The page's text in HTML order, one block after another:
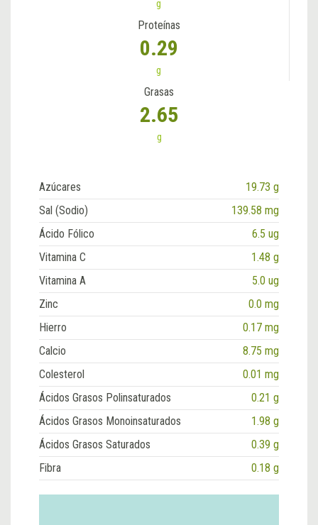
g
Proteínas
0.29
g
Grasas
2.65
g
Azúcares
19.73 g
Sal (Sodio)
139.58 mg
Ácido Fólico
6.5 ug
Vitamina C
1.48 g
Vitamina A
5.0 ug
Zinc
0.0 mg
Hierro
0.17 mg
Calcio
8.75 mg
Colesterol
0.01 mg
Ácidos Grasos Polinsaturados
0.21 g
Ácidos Grasos Monoinsaturados
1.98 g
Ácidos Grasos Saturados
0.39 g
Fibra
0.18 g